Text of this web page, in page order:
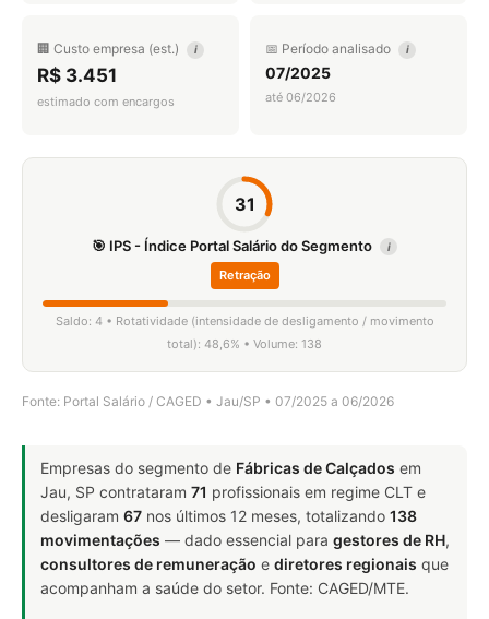
🏢 Custo empresa (est.) i
R$ 3.451
estimado com encargos
📅 Período analisado i
07/2025
até 06/2026
31
🎯 IPS - Índice Portal Salário do Segmento i
Retração
Saldo: 4 • Rotatividade (intensidade de desligamento / movimento
total): 48,6% • Volume: 138
Fonte: Portal Salário / CAGED • Jau/SP • 07/2025 a 06/2026
Empresas do segmento de Fábricas de Calçados em
Jau, SP contrataram 71 profissionais em regime CLT e
desligaram 67 nos últimos 12 meses, totalizando 138
movimentações — dado essencial para gestores de RH,
consultores de remuneração e diretores regionais que
acompanham a saúde do setor. Fonte: CAGED/MTE.